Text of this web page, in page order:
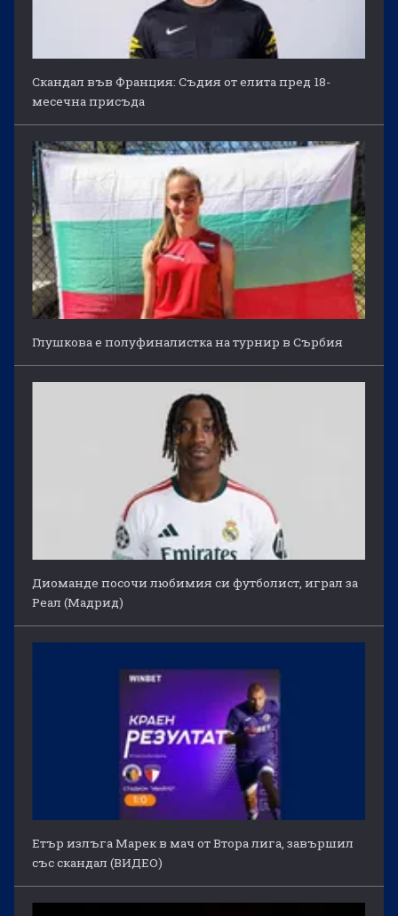
Скандал във Франция: Съдия от елита пред 18-
месечна присъда
Глушкова е полуфиналистка на турнир в Сърбия
Диоманде посочи любимия си футболист, играл за
Реал (Мадрид)
Етър излъга Марек в мач от Втора лига, завършил
със скандал (ВИДЕО)